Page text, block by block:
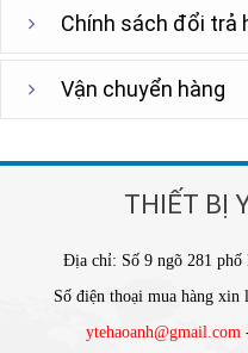
Chính sách đổi trả
Vận chuyển hàng
THIẾT BỊ
Địa chỉ: Số 9 ngõ 281
Số điện thoại mua hàng xin
ytehaoanh@gmail.com